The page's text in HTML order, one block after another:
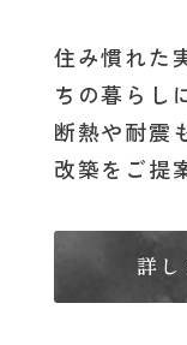
住み慣れた
ちの暮らし
断熱や耐震
改築をご提
詳し